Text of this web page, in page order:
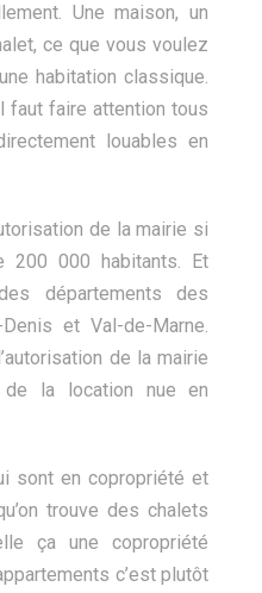
Une maison, un
ce que vous voulez
habitation classique.
faut faire attention tous
louables en
de la mairie si
200 000 habitants. Et
départements des
et Val-de-Marne.
de la mairie
la location nue en
sont en copropriété et
trouve des chalets
ça une copropriété
c’est plutôt